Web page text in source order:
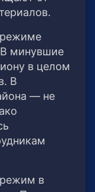
В минувшие
в целом
В
— не
в